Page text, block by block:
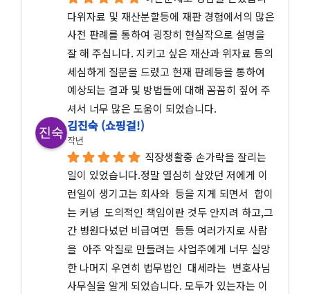
다위자료 및 재산분할등에 재판 경험에서의 많은
사전 판례를 통하여 굉장히 현실작으로 설명을
잘 해 주십니다. 지키고 싶은 재산과 위자료 등의
세심하게 질문을 드렸고 현재 판례등을 통하여
예상되는 결과 및 방법들에 대해 꼼꼼히 짚어 주
셔서 너무 많은 도움이 되었습니다.
김진숙 (쇼핑걸!)
작년
직장생활중 손가락을 잘리는
일이 있었습니다.정말 열심히 살았던 저에게 이
런일이 생기고는 회사와  등을 지게 되면서  합이
는 커녕  도의적인 책임이란 것두 안지려 하고,그
간 병원다녔던 비급여면  등등 여러가지로 사람
을  아주 악질로 만들려는 사업주에게 너무 실망
한 나머지 우연히 법무법인  대세라는  변호사님
사무실을 알게 되었습니다. 모두가 있는자는 이